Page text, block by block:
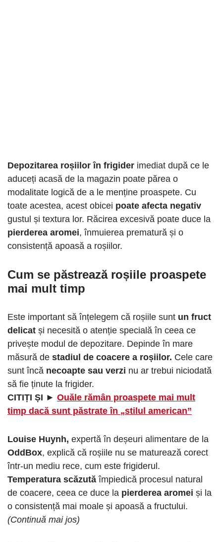
Depozitarea roșiilor în frigider imediat după ce le
aduceți acasă de la magazin poate părea o
modalitate logică de a le menține proaspete. Cu
toate acestea, acest obicei poate afecta negativ
gustul și textura lor. Răcirea excesivă poate duce la
pierderea aromei, înmuierea prematură și o
consistență apoasă a roșiilor.
Cum se păstrează roșiile proaspete
mai mult timp
Este important să înțelegem că roșiile sunt un fruct
delicat și necesită o atenție specială în ceea ce
privește modul de depozitare. Depinde în mare
măsură de stadiul de coacere a roșiilor. Cele care
sunt încă necoapte sau verzi nu ar trebui niciodată
să fie ținute la frigider.
CITIȚI ȘI ► Ouăle rămân proaspete mai mult
timp dacă sunt păstrate în „stilul american”
Louise Huynh, expertă în deșeuri alimentare de la
OddBox, explică că roșiile nu se maturează corect
într-un mediu rece, cum este frigiderul.
Temperatura scăzută împiedică procesul natural
de coacere, ceea ce duce la pierderea aromei și la
o consistență mai moale și apoasă a fructului.
(Continuă mai jos)